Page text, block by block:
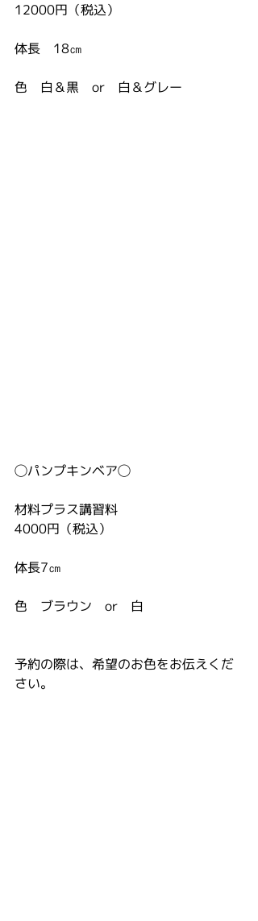
12000円（税込）
体長　18㎝
色　白＆黒　or　白＆グレー
◯パンプキンベア◯
材料プラス講習料
4000円（税込）
体長7㎝
色　ブラウン　or　白
予約の際は、希望のお色をお伝えくだ
さい。